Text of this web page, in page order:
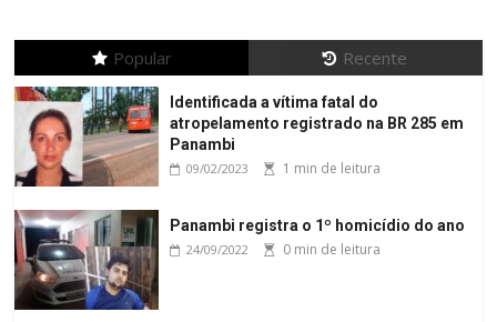
Popular Recente
Identificada a vítima fatal do
atropelamento registrado na BR 285 em
Panambi
09/02/2023 1 min de leitura
Panambi registra o 1º homicídio do ano
24/09/2022 0 min de leitura